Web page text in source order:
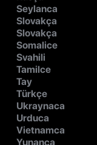
Seylanca
Slovakça
Slovakça
Somalice
Svahili
Tamilce
Tay
Türkçe
Ukraynaca
Urduca
Vietnamca
Yunanca